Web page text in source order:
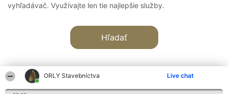
ORLY Stavebníctva Live chat
vyhľadávač. Využívajte len tie najlepšie služby.
Hľadať